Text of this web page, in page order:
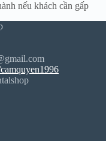
nếu khách cần gấp